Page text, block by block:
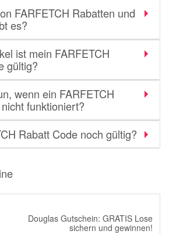
FARFETCH Rabatten und
es?
ist mein FARFETCH
gültig?
wenn ein FARFETCH
funktioniert?
Rabatt Code noch gültig?
Douglas Gutschein: GRATIS Lose
sichern und gewinnen!